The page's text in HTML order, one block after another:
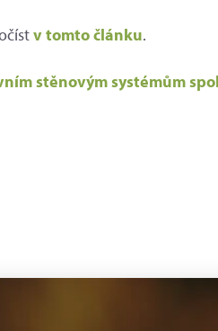
v tomto článku.
stěnovým systémům